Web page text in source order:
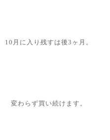
10月に入り残すは後3ヶ月。
変わらず買い続けます。